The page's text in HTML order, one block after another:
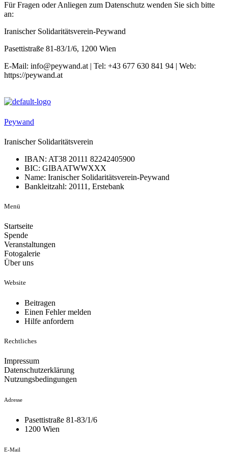
Für Fragen oder Anliegen zum Datenschutz wenden Sie sich bitte
an:
Iranischer Solidaritätsverein-Peywand
Pasettistraße 81-83/1/6, 1200 Wien
E-Mail: info@peywand.at | Tel: +43 677 630 841 94 | Web:
https://peywand.at
Peywand
Iranischer Solidaritätsverein
IBAN: AT38 20111 82242405900
BIC: GIBAATWWXXX
Name: Iranischer Solidaritätsverein-Peywand
Bankleitzahl: 20111, Erstebank
Menü
Startseite
Spende
Veranstaltungen
Fotogalerie
Über uns
Website
Beitragen
Einen Fehler melden
Hilfe anfordern
Rechtliches
Impressum
Datenschutzerklärung
Nutzungsbedingungen
Adresse
Pasettistraße 81-83/1/6
1200 Wien
E-Mail